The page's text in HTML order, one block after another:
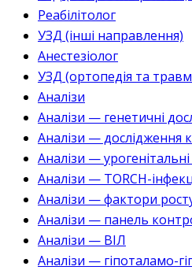
Реабілітолог
УЗД (інші направлення)
Анестезіолог
УЗД (ортопедія та
Аналізи
Аналізи — генетичні
Аналізи — дослідження
Аналізи — урогенітальні
Аналізи — TORCH-
Аналізи — фактори
Аналізи — панель
Аналізи — ВІЛ
Аналізи — гіпоталамо-